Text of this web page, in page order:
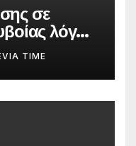
σε
λόγω
TIME